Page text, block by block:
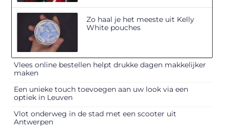
Zo haal je het meeste uit Kelly
White pouches
Vlees online bestellen helpt drukke dagen makkelijker
maken
Een unieke touch toevoegen aan uw look via een
optiek in Leuven
Vlot onderweg in de stad met een scooter uit
Antwerpen